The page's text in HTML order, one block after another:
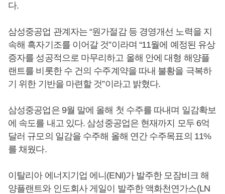
다.
삼성중공업 관계자는 “원가절감 등 경영개선 노력을 지
속해 흑자기조를 이어갈 것”이라며 “11월에 예정된 유상
증자를 성공적으로 마무리하고 올해 안에 대형 해양플
랜트를 비롯한 수 건의 수주계약을 따내 불황을 극복하
기 위한 기반을 마련할 것”이라고 밝혔다.
삼성중공업은 9월 말에 올해 첫 수주를 따내며 일감확보
에 속도를 내고 있다. 삼성중공업은 현재까지 모두 6억
달러 규모의 일감을 수주해 올해 연간 수주목표의 11%
를 채웠다.
이탈리아 에너지기업 에니(ENI)가 발주한 모잠비크 해
양플랜트와 인도회사 게일이 발주한 액화천연가스(LN